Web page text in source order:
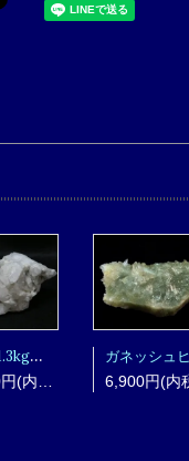
超特大!! 1.3kg超え!! MGMクォーツクラスター ｍｇｍｇ17100401
6,900円(内